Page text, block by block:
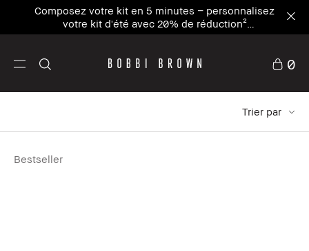
Composez votre kit en 5 minutes – personnalisez
votre kit d'été avec 20% de réduction²
Personnaliser maintenant
0
Trier par
Bestseller